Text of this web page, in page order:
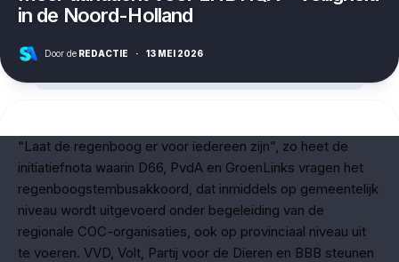
in de Noord-Holland
Door de REDACTIE · 13 MEI 2026
“Laat de regenboog er voor iedereen zijn”, zo heet de
initiatiefnota waarin D66, PvdA en GroenLinks vragen het
regenboogstembusakkoord, dat inmiddels op gemeentelijk
niveau wordt uitgevoerd onder begeleiding van de
regionale COC-organisaties, ook op provinciaal niveau uit
te voeren. VVD, Volt, Partij voor de Dieren en BBB steunen